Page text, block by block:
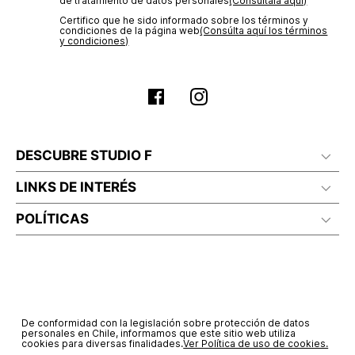
Certifico que he sido informado sobre los términos y
condiciones de la página web‎(Consúlta aquí los términos
y condiciones)
DESCUBRE STUDIO F
LINKS DE INTERÉS
POLÍTICAS
De conformidad con la legislación sobre protección de datos
personales en Chile, informamos que este sitio web utiliza
cookies para diversas finalidades.Ver Política de uso de cookies.